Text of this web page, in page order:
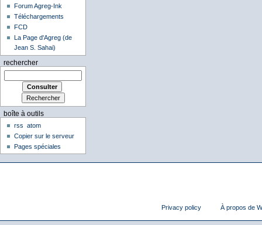
Forum Agreg-Ink
Téléchargements
FCD
La Page d'Agreg (de
Jean S. Sahai)
rechercher
boîte à outils
rss
atom
Copier sur le serveur
Pages spéciales
Privacy policy À propos de